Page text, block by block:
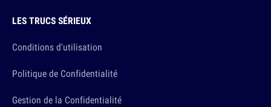
LES TRUCS SÉRIEUX
Conditions d'utilisation
Politique de Confidentialité
Gestion de la Confidentialité